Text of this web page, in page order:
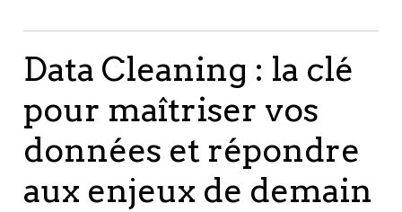
Data Cleaning : la clé
pour maîtriser vos
données et répondre
aux enjeux de demain